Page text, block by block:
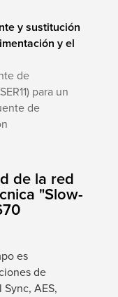
y sustitución
y el
de
para un
de
de la red
"Slow-
es
de
AES,